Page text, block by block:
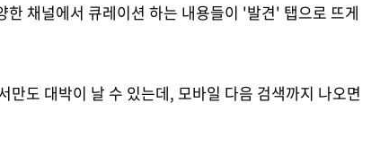
채널에서 큐레이션 하는 내용들이 '발견' 탭으로 뜨게
만도 대박이 날 수 있는데, 모바일 다음 검색까지 나오면